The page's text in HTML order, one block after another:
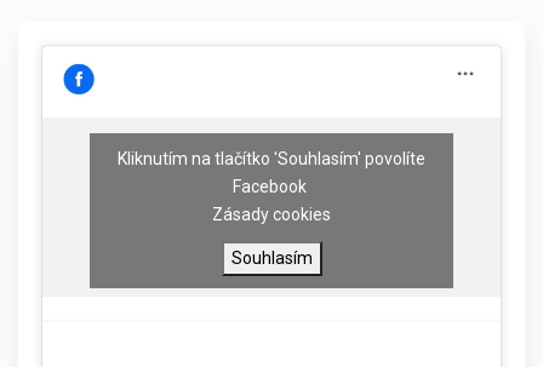
Kliknutím na tlačítko 'Souhlasím' povolíte
Facebook
Zásady cookies
Souhlasím